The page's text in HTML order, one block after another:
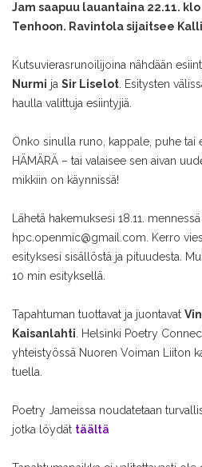
Jam saapuu lauantaina 22.11.
Tenhoon. Ravintola sijaitsee
Kutsuvierasrunoilijoina nähdään
Nurmi ja Sir Liselot. Esitysten
haulla valittuja esiintyjiä.
Onko sinulla runo, kappale, puhe tai
HÄMÄRÄ – tai valaisee sen aivan
mikkiin on käynnissä!
Lähetä hakemuksesi 18.11.
hpc.openmic@gmail.com. Kerro
esityksesi sisällöstä ja pituudesta.
10 min esityksellä.
Tapahtuman tuottavat ja juontavat
Kaisanlahti. Helsinki Poetry
yhteistyössä Nuoren Voiman Liiton
tuella.
Poetry Jameissa noudatetaan
jotka löydät täältä